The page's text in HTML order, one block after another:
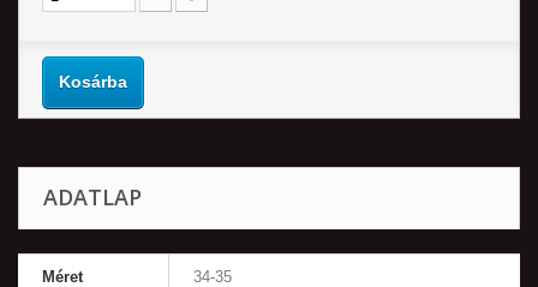
Kosárba
ADATLAP
Méret 34-35